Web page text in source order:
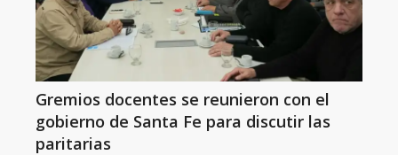
Gremios docentes se reunieron con el
gobierno de Santa Fe para discutir las
paritarias